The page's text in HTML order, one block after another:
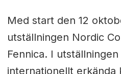
Med start den 12
utställningen Nordic
Fennica. I
internationellt erkända